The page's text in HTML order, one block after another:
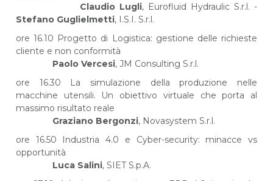
Claudio Lugli, Eurofluid Hydraulic S.r.l. -
Stefano Guglielmetti, I.S.I. S.r.l.
ore 16.10 Progetto di Logistica: gestione delle richieste
cliente e non conformità
Paolo Vercesi, JM Consulting S.r.l.
ore 16.30 La simulazione della produzione nelle
macchine utensili. Un obiettivo virtuale che porta al
massimo risultato reale
Graziano Bergonzi, Novasystem S.r.l.
ore 16.50 Industria 4.0 e Cyber-security: minacce vs
opportunità
Luca Salini, SIET S.p.A.